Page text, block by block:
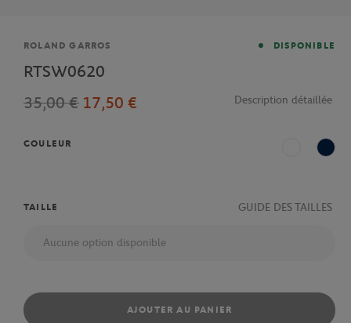
Marque
ROLAND GARROS DISPONIBLE
RTSW0620
35,00 € 17,50 € Description détaillée
COULEUR
TAILLE GUIDE DES TAILLES
Aucune option disponible
AJOUTER AU PANIER